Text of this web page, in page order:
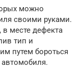
можно
своими руками.
месте дефекта
тип и
путем бороться